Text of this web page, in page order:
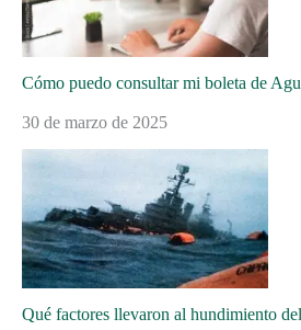
Cómo puedo consultar mi boleta de
30 de marzo de 2025
Qué factores llevaron al hundimiento